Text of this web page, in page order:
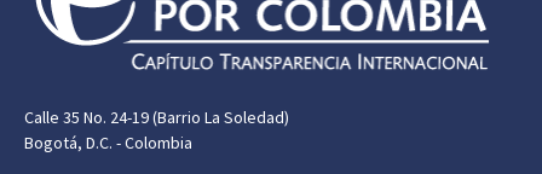
Calle 35 No. 24-19 (Barrio La Soledad)
Bogotá, D.C. - Colombia